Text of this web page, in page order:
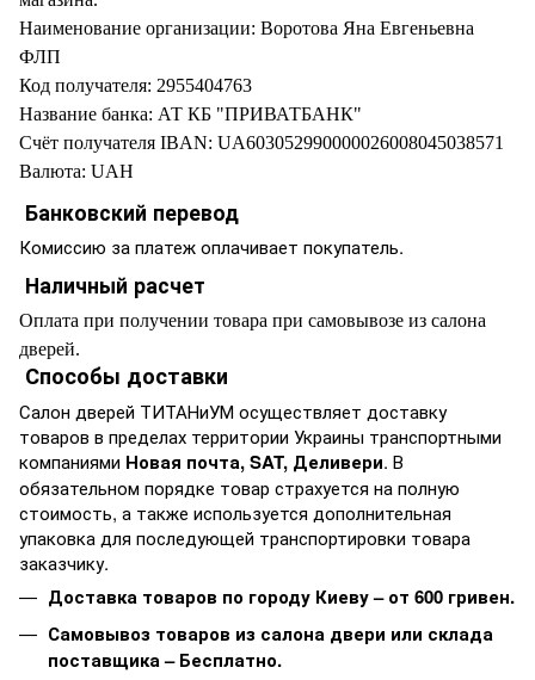
Наименование организации: Воротова Яна Евгеньевна
ФЛП
Код получателя: 2955404763
Название банка: АТ КБ "ПРИВАТБАНК"
Счёт получателя IBAN: UA603052990000026008045038571
Валюта: UAH
Банковский перевод
Комиссию за платеж оплачивает покупатель.
Наличный расчет
Оплата при получении товара при самовывозе из салона
дверей.
Способы доставки
Салон дверей ТИТАНиУМ осуществляет доставку
товаров в пределах территории Украины транспортными
компаниями Новая почта, SAT, Деливери. В
обязательном порядке товар страхуется на полную
стоимость, а также используется дополнительная
упаковка для последующей транспортировки товара
заказчику.
Доставка товаров по городу Киеву – от 600 гривен.
Самовывоз товаров из салона двери или склада
поставщика – Бесплатно.